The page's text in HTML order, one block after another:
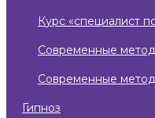
курс «специалист
современные
современные
гипноз